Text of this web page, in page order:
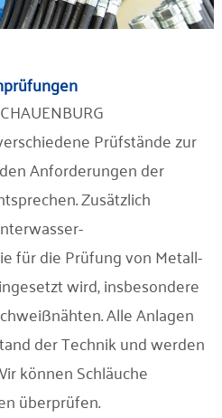
Prüfstände zur
Anforderungen der
Zusätzlich
für die Prüfung von Metall-
wird, insbesondere
Alle Anlagen
der Technik und werden
können Schläuche
überprüfen.